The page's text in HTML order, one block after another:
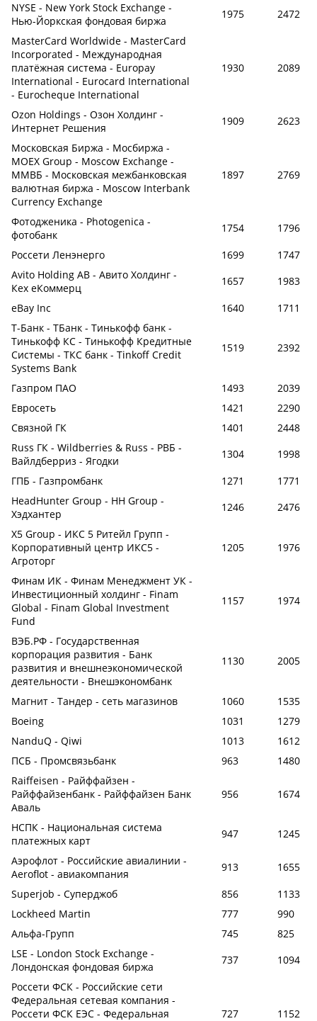
NYSE - New York Stock Exchange -
Нью-Йоркская фондовая биржа
1975
2472
MasterCard Worldwide - MasterCard
Incorporated - Международная
платёжная система - Europay
International - Eurocard International
- Eurocheque International
1930 2089
Ozon Holdings - Озон Холдинг -
Интернет Решения
1909
2623
Московская Биржа - Мосбиржа -
MOEX Group - Moscow Exchange -
ММВБ - Московская межбанковская
валютная биржа - Moscow Interbank
Currency Exchange
1897 2769
Фотодженика - Photogenica -
фотобанк
1754
1796
Россети Ленэнерго
1699
1747
Avito Holding AB - Авито Холдинг -
Кех еКоммерц
1657
1983
eBay Inc
1640
1711
Т-Банк - ТБанк - Тинькофф банк -
Тинькофф КС - Тинькофф Кредитные
Системы - ТКС банк - Tinkoff Credit
Systems Bank
1519 2392
Газпром ПАО 1493
2039
Евросеть
1421
2290
Связной ГК
1401
2448
Russ ГК - Wildberries & Russ - РВБ -
Вайлдберриз - Ягодки
1304
1998
ГПБ - Газпромбанк
1271
1771
HeadHunter Group - HH Group -
Хэдхантер
1246
2476
X5 Group - ИКС 5 Ритейл Групп -
Корпоративный центр ИКС5 -
Агроторг
1205 1976
Финам ИК - Финам Менеджмент УК -
Инвестиционный холдинг - Finam
Global - Finam Global Investment
Fund
1157 1974
ВЭБ.РФ - Государственная
корпорация развития - Банк
развития и внешнеэкономической
деятельности - Внешэкономбанк
1130 2005
Магнит - Тандер - сеть магазинов 1060
1535
Boeing
1031
1279
NanduQ - Qiwi
1013
1612
ПСБ - Промсвязьбанк
963
1480
Raiffeisen - Райффайзен -
Райффайзенбанк - Райффайзен Банк
Аваль
956 1674
НСПК - Национальная система
платежных карт
947
1245
Аэрофлот - Российские авиалинии -
Aeroflot - авиакомпания
913
1655
Superjob - Суперджоб
856
1133
Lockheed Martin
777
990
Альфа-Групп
745
825
LSE - London Stock Exchange -
Лондонская фондовая биржа
737
1094
Россети ФСК - Российские сети
Федеральная сетевая компания -
Россети ФСК ЕЭС - Федеральная
727 1152